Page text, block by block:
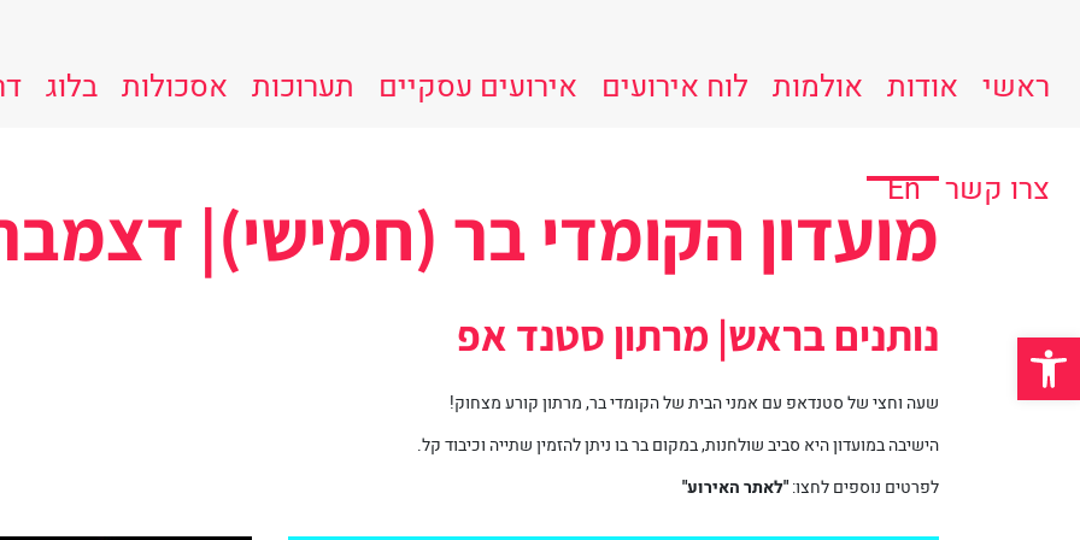
פתח סרגל נגישות
ראשי אודות אולמות לוח אירועים אירועים עסקיים תערוכות אסכולות בלוג
צרו קשר En
מועדון הקומדי בר (חמישי)|
נותנים בראש| מרתון סטנד אפ
שעה וחצי של סטנדאפ עם אמני הבית של הקומדי בר, מרתון קורע מצחוק!
הישיבה במועדון היא סביב שולחנות, במקום בר בו ניתן להזמין שתייה וכיבוד קל.
לפרטים נוספים לחצו:"לאתר האירוע"